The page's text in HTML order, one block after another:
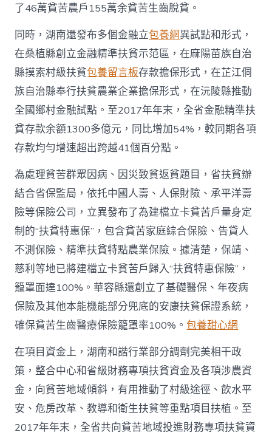
了46萬貧苦農戶155萬余貧苦生齒脫貧。
同時，湖南還發布多個金融立包養網異試點和形式，
在桑植縣創立金融精準扶貧示范區，在麻陽苗族自治
縣摸索村級扶貧包養留言板存款擔保形式，在芷江侗
族自治縣奉行扶貧農業企業擔保形式，在沅陵縣推動
全國鄉村金融試點。至2017年年末，全省金融精準扶
貧存款余額1300多億元，同比增加54%，較同期各項
存款均勻增速超出跨越41個百分點。
為處理貧苦群眾因病、因災致貧返貧題目，省扶貧辦
結合省保監局，依托中國人壽、人保財險、承平洋壽
險等保險公司，立異發布了為建檔立卡貧苦戶量身定
制的“扶貧特惠保”，包含貧苦家庭綜合保險、告貸人
不測保險、精準扶貧特點農業保險。據清楚，保靖、
慈利等地已將建檔立卡貧苦戶歸入“扶貧特惠保險”，
籠罩面達100%。華容縣還創立了基礎醫保、年夜病
保險及其他本能機能部分兜底的安康扶貧保證系統，
確保貧苦生齒醫療保險籠罩率100%。包養甜心網
在項目資金上，湖南和諧行業部分調劑完美相干政
策，整合中心和省級財務專項扶貧資金及各項涉農資
金，向貧苦地域傾斜，有用推動了村級途徑、飲水平
安、危房改革、教導和衛生扶貧等重點項目扶植。至
2017年年末，全省共向貧苦地域投進財務專項扶貧資